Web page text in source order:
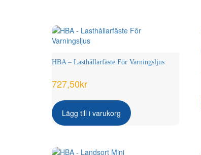
HBA – Lasthållarfäste För Varningsljus
727,50kr
Lägg till i varukorg